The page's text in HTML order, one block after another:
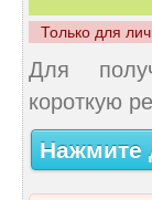
Только для
Для
короткую
Нажмите